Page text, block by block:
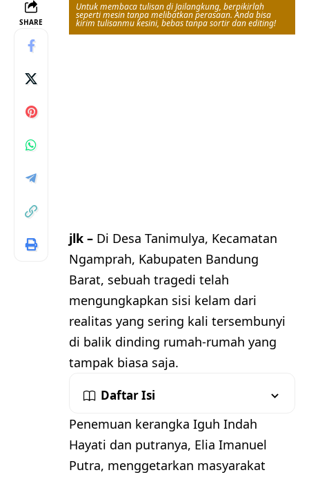
SHARE
Untuk membaca tulisan di Jailangkung, berpikirlah
seperti mesin tanpa melibatkan perasaan. Anda bisa
kirim tulisanmu kesini, bebas tanpa sortir dan editing!
jlk – Di Desa Tanimulya, Kecamatan
Ngamprah, Kabupaten Bandung
Barat, sebuah tragedi telah
mengungkapkan sisi kelam dari
realitas yang sering kali tersembunyi
di balik dinding rumah-rumah yang
tampak biasa saja.
Daftar Isi
Penemuan kerangka Iguh Indah
Hayati dan putranya, Elia Imanuel
Putra, menggetarkan masyarakat